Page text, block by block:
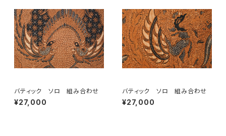
バティック ソロ 組み合わせ
¥27,000
バティック ソロ 組み合わせ
¥27,000